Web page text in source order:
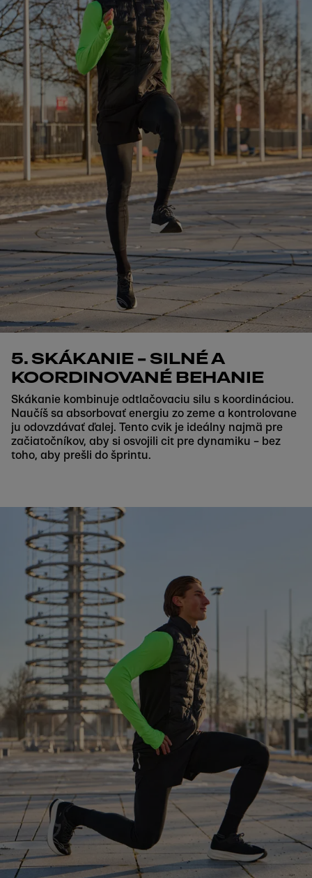
5. SKÁKANIE – SILNÉ A
KOORDINOVANÉ BEHANIE
Skákanie kombinuje odtlačovaciu silu s koordináciou.
Naučíš sa absorbovať energiu zo zeme a kontrolovane
ju odovzdávať ďalej. Tento cvik je ideálny najmä pre
začiatočníkov, aby si osvojili cit pre dynamiku – bez
toho, aby prešli do šprintu.